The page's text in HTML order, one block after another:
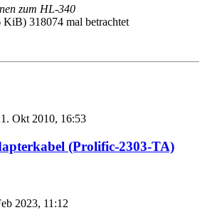
zum HL-340
318074 mal betrachtet
Okt 2010, 16:53
(Prolific-2303-TA)
2023, 11:12